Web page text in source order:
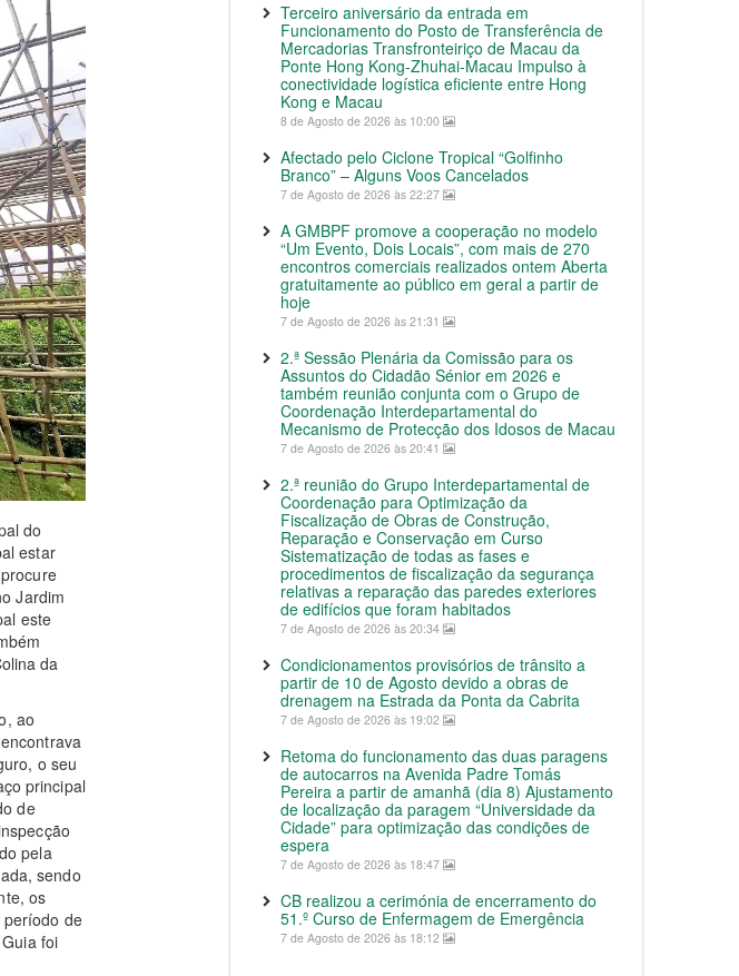
do
estar
Jardim
este
da
ao
o seu
principal
de
pela
sendo
os
período de
foi
Terceiro aniversário da entrada em
Funcionamento do Posto de Transferência de
Mercadorias Transfronteiriço de Macau da
Ponte Hong Kong-Zhuhai-Macau Impulso à
conectividade logística eficiente entre Hong
Kong e Macau
8 de Agosto de 2026 às 10:00
Afectado pelo Ciclone Tropical “Golfinho
Branco” – Alguns Voos Cancelados
7 de Agosto de 2026 às 22:27
A GMBPF promove a cooperação no modelo
“Um Evento, Dois Locais”, com mais de 270
encontros comerciais realizados ontem Aberta
gratuitamente ao público em geral a partir de
hoje
7 de Agosto de 2026 às 21:31
2.ª Sessão Plenária da Comissão para os
Assuntos do Cidadão Sénior em 2026 e
também reunião conjunta com o Grupo de
Coordenação Interdepartamental do
Mecanismo de Protecção dos Idosos de Macau
7 de Agosto de 2026 às 20:41
2.ª reunião do Grupo Interdepartamental de
Coordenação para Optimização da
Fiscalização de Obras de Construção,
Reparação e Conservação em Curso
Sistematização de todas as fases e
procedimentos de fiscalização da segurança
relativas a reparação das paredes exteriores
de edifícios que foram habitados
7 de Agosto de 2026 às 20:34
Condicionamentos provisórios de trânsito a
partir de 10 de Agosto devido a obras de
drenagem na Estrada da Ponta da Cabrita
7 de Agosto de 2026 às 19:02
Retoma do funcionamento das duas paragens
de autocarros na Avenida Padre Tomás
Pereira a partir de amanhã (dia 8) Ajustamento
de localização da paragem “Universidade da
Cidade” para optimização das condições de
espera
7 de Agosto de 2026 às 18:47
CB realizou a cerimónia de encerramento do
51.º Curso de Enfermagem de Emergência
7 de Agosto de 2026 às 18:12